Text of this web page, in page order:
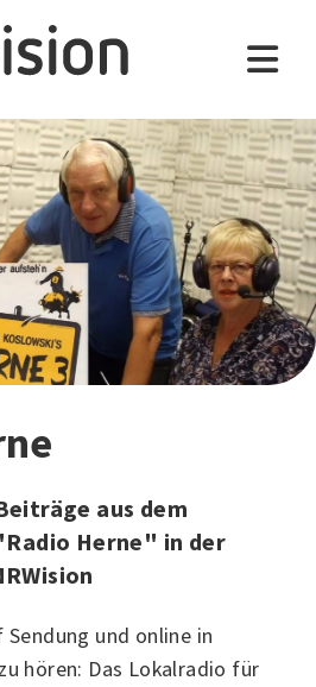
aus dem
Herne" in der
Sendung und online in
hören: Das Lokalradio für